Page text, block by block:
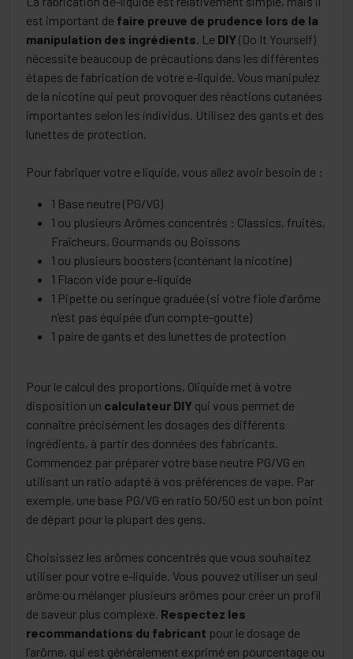
est important de faire preuve de prudence lors de la
manipulation des ingrédients. Le DIY(Do It Yourself)
nécessite beaucoup de précautions dans les différentes
étapes de fabrication de votre e-liquide. Vous manipulez
de la nicotine qui peut provoquer des réactions cutanées
importantes selon les individus. Utilisez des gants et des
lunettes de protection.
Pour fabriquer votre e liquide, vous allez avoir besoin de :
1 Base neutre (PG/VG)
1 ou plusieurs Arômes concentrés : Classics, fruités,
Fraîcheurs, Gourmands ou Boissons
1 ou plusieurs boosters (contenant la nicotine)
1 Flacon vide pour e-liquide
1 Pipette ou seringue graduée (si votre fiole d’arôme
n’est pas équipée d’un compte-goutte)
1 paire de gants et des lunettes de protection
Pour le calcul des proportions, Oliquide met à votre
disposition un calculateur DIY qui vous permet de
connaître précisément les dosages des différents
ingrédients, à partir des données des fabricants.
Commencez par préparer votre base neutre PG/VG en
utilisant un ratio adapté à vos préférences de vape. Par
exemple, une base PG/VG en ratio 50/50 est un bon point
de départ pour la plupart des gens.
Choisissez les arômes concentrés que vous souhaitez
utiliser pour votre e-liquide. Vous pouvez utiliser un seul
arôme ou mélanger plusieurs arômes pour créer un profil
de saveur plus complexe. Respectez les
recommandations du fabricant pour le dosage de
l’arôme, qui est généralement exprimé en pourcentage ou